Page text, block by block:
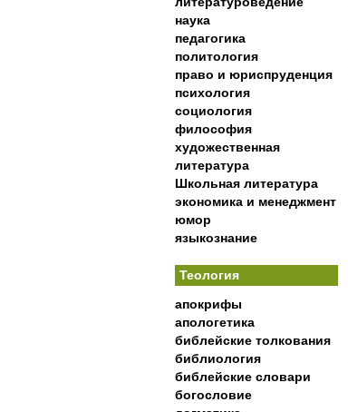
наука
педагогика
политология
право и юриспруденция
психология
социология
философия
художественная
литература
Школьная литература
экономика и менеджмент
юмор
языкознание
Теология
апокрифы
апологетика
библейские толкования
библиология
библейские словари
богословие